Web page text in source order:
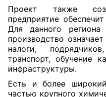
Проект также
предприятие
Для данного
производство
налоги,
транспорт, обучение
инфраструктуры.
Есть и более
частью крупного